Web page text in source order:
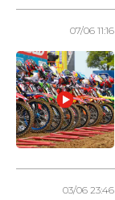
07/06 11:16
03/06 23:46